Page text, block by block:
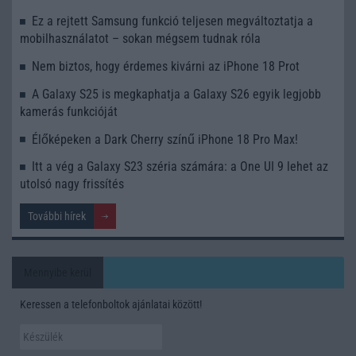
Ez a rejtett Samsung funkció teljesen megváltoztatja a
mobilhasználatot – sokan mégsem tudnak róla
Nem biztos, hogy érdemes kivárni az iPhone 18 Prot
A Galaxy S25 is megkaphatja a Galaxy S26 egyik legjobb
kamerás funkcióját
Élőképeken a Dark Cherry színű iPhone 18 Pro Max!
Itt a vég a Galaxy S23 széria számára: a One UI 9 lehet az
utolsó nagy frissítés
További hírek
Keressen a telefonboltok ajánlatai között!